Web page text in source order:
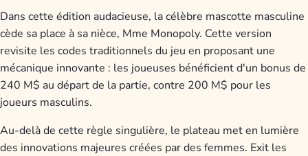
Dans cette édition audacieuse, la célèbre mascotte masculine
cède sa place à sa nièce, Mme Monopoly. Cette version
revisite les codes traditionnels du jeu en proposant une
mécanique innovante : les joueuses bénéficient d'un bonus de
240 M$ au départ de la partie, contre 200 M$ pour les
joueurs masculins.
Au-delà de cette règle singulière, le plateau met en lumière
des innovations majeures créées par des femmes. Exit les